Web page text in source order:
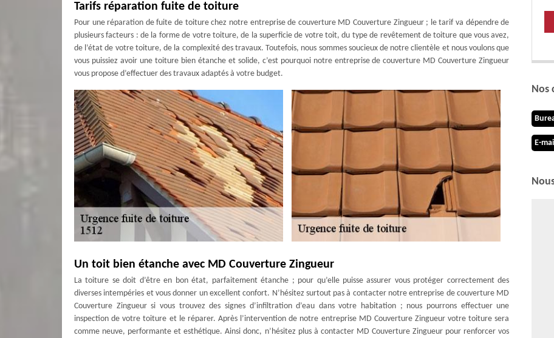
Tarifs réparation fuite de toiture
Pour une réparation de fuite de toiture chez notre entreprise de couverture MD Couverture Zingueur ; le tarif va dépendre de
plusieurs facteurs : de la forme de votre toiture, de la superficie de votre toit, du type de revêtement de toiture que vous avez,
de l’état de votre toiture, de la complexité des travaux. Toutefois, nous sommes soucieux de notre clientèle et nous voulons que
vous puissiez avoir une toiture bien étanche et solide, c’est pourquoi notre entreprise de couverture MD Couverture Zingueur
vous propose d’effectuer des travaux adaptés à votre budget.
Un toit bien étanche avec MD Couverture Zingueur
La toiture se doit d’être en bon état, parfaitement étanche ; pour qu’elle puisse assurer vous protéger correctement des
diverses intempéries et vous donner un excellent confort. N’hésitez surtout pas à contacter notre entreprise de couverture MD
Couverture Zingueur si vous trouvez des signes d’infiltration d’eau dans votre habitation ; nous pourrons effectuer une
inspection de votre toiture et le réparer. Après l’intervention de notre entreprise MD Couverture Zingueur votre toiture sera
comme neuve, performante et esthétique. Ainsi donc, n’hésitez plus à contacter MD Couverture Zingueur pour renforcer vos
Nos
E-